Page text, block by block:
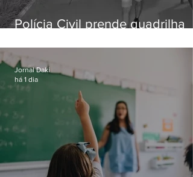
Polícia Civil prende quadrilha
residências de luxo no Rio
Jornal Daki
há 1 dia